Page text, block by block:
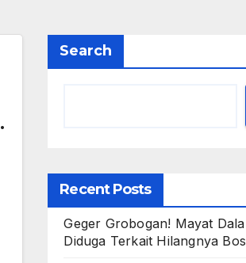
Search
Recent Posts
Geger Grobogan! Mayat
Diduga Terkait Hilangnya